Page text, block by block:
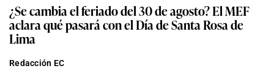
¿Se cambia el feriado del 30 de agosto? El MEF
aclara qué pasará con el Día de Santa Rosa de
Lima
Redacción EC